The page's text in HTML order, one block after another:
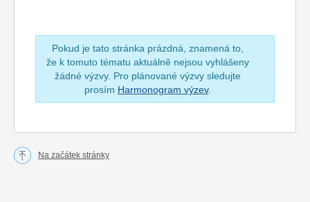
Pokud je tato stránka prázdná, znamená to,
že k tomuto tématu aktuálně nejsou vyhlášeny
žádné výzvy. Pro plánované výzvy sledujte
prosím Harmonogram výzev.
Na začátek stránky